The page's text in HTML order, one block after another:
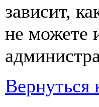
зависит,
не можете
Вернуться